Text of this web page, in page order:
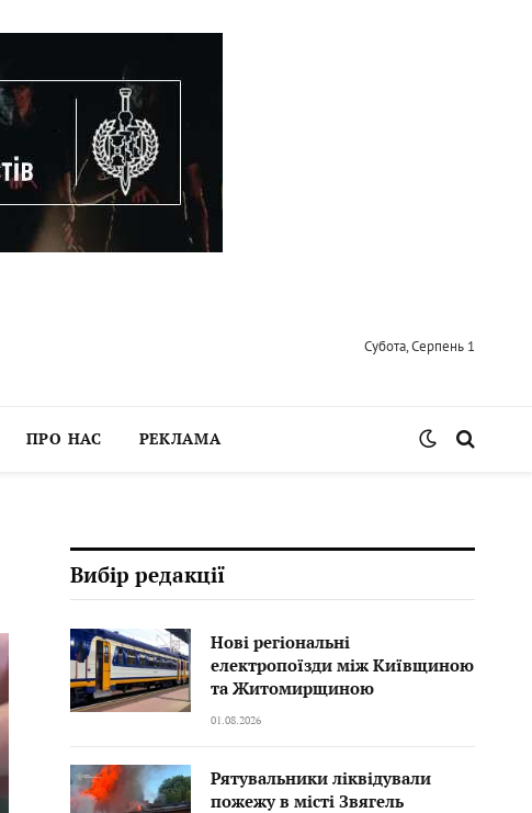
Субота, Серпень 1
ПРО НАС РЕКЛАМА
Вибір редакції
Нові регіональні
електропоїзди між Київщиною
та Житомирщиною
01.08.2026
Рятувальники ліквідували
пожежу в місті Звягель